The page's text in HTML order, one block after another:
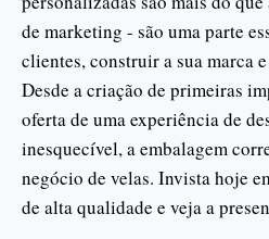
de marketing - são uma parte
clientes, construir a sua marca
Desde a criação de primeiras
oferta de uma experiência de
inesquecível, a embalagem
negócio de velas. Invista hoje
de alta qualidade e veja a